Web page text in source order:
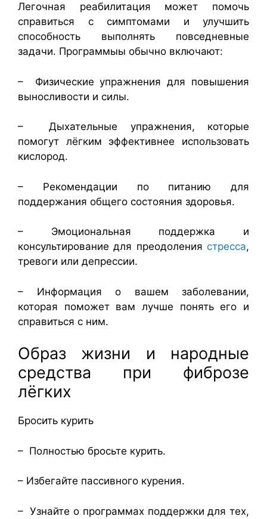
Легочная реабилитация может помочь
справиться с симптомами и улучшить
способность выполнять повседневные
задачи. Программыы обычно включают:
– Физические упражнения для повышения
выносливости и силы.
– Дыхательные упражнения, которые
помогут лёгким эффективнее использовать
кислород.
– Рекомендации по питанию для
поддержания общего состояния здоровья.
– Эмоциональная поддержка и
консультирование для преодоления стресса,
тревоги или депрессии.
– Информация о вашем заболевании,
которая поможет вам лучше понять его и
справиться с ним.
Образ жизни и народные
средства при фиброзе
лёгких
Бросить курить
– Полностью бросьте курить.
– Избегайте пассивного курения.
– Узнайте о программах поддержки для тех,